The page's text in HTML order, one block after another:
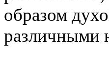
образом
различными